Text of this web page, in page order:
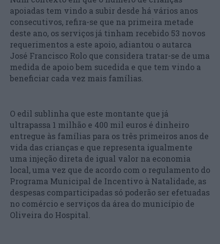
apoiadas tem vindo a subir desde há vários anos
consecutivos, refira-se que na primeira metade
deste ano, os serviços já tinham recebido 53 novos
requerimentos a este apoio, adiantou o autarca
José Francisco Rolo que considera tratar-se de uma
medida de apoio bem sucedida e que tem vindo a
beneficiar cada vez mais famílias.
O edil sublinha que este montante que já
ultrapassa 1 milhão e 400 mil euros é dinheiro
entregue às famílias para os três primeiros anos de
vida das crianças e que representa igualmente
uma injeção direta de igual valor na economia
local, uma vez que de acordo com o regulamento do
Programa Municipal de Incentivo à Natalidade, as
despesas comparticipadas só poderão ser efetuadas
no comércio e serviços da área do município de
Oliveira do Hospital.